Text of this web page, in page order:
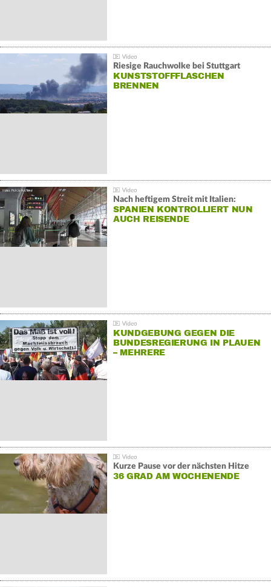
Riesige Rauchwolke bei Stuttgart
KUNSTSTOFFFLASCHEN
BRENNEN
Nach heftigem Streit mit Italien:
SPANIEN KONTROLLIERT NUN
AUCH REISENDE
KUNDGEBUNG GEGEN DIE
BUNDESREGIERUNG IN PLAUEN
– MEHRERE
Kurze Pause vor der nächsten Hitze
36 GRAD AM WOCHENENDE